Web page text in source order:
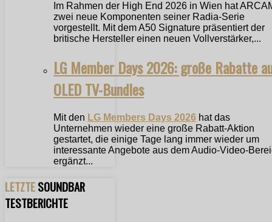
Im Rahmen der High End 2026 in Wien hat
zwei neue Komponenten seiner Radia-Serie
vorgestellt. Mit dem A50 Signature präsentiert der
britische Hersteller einen neuen Vollverstärker,...
LG Member Days 2026: große Rabatte
OLED TV-Bundles
Mit den LG Members Days 2026 hat das
Unternehmen wieder eine große Rabatt-Aktion
gestartet, die einige Tage lang immer wieder um
interessante Angebote aus dem Audio-Video-
ergänzt...
LETZTESOUNDBAR
TESTBERICHTE